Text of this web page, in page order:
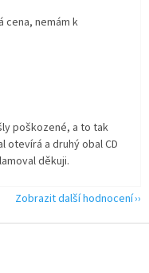
cena, nemám k
hvězdiček.
poškozené, a to tak
otevírá a druhý obal CD
děkuji.
Zobrazit další hodnocení